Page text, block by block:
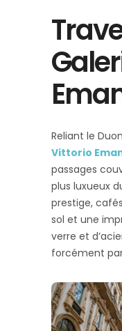
Reliant le
Vittorio
passages
plus luxueux
prestige,
sol et une
verre et
forcément